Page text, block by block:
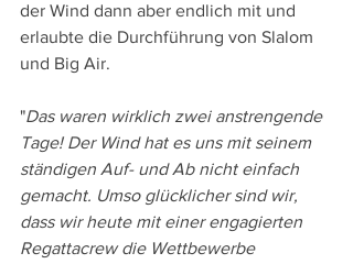
der Wind dann aber endlich mit und
erlaubte die Durchführung von Slalom
und Big Air.
"Das waren wirklich zwei anstrengende
Tage! Der Wind hat es uns mit seinem
ständigen Auf- und Ab nicht einfach
gemacht. Umso glücklicher sind wir,
dass wir heute mit einer engagierten
Regattacrew die Wettbewerbe